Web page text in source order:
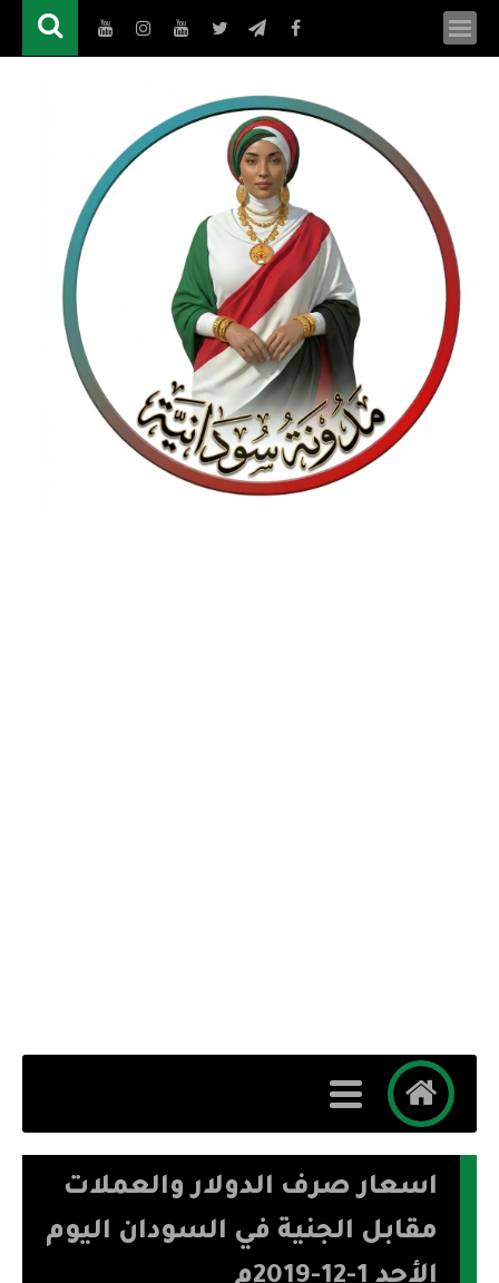
اسعار صرف الدولار والعملات
مقابل الجنية في السودان اليوم